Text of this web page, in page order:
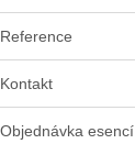
Reference
Kontakt
Objednávka esencí